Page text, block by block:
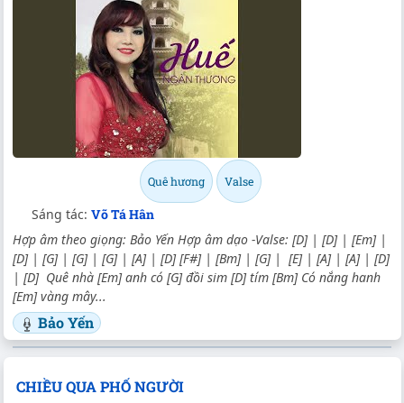
Quê hương Valse
Sáng tác: Võ Tá Hân
Hợp âm theo giọng: Bảo Yến Hợp âm dạo -Valse: [D] | [D] | [Em] |
[D] | [G] | [G] | [G] | [A] | [D] [F#] | [Bm] | [G] | [E] | [A] | [A] | [D]
| [D] Quê nhà [Em] anh có [G] đồi sim [D] tím [Bm] Có nắng hanh
[Em] vàng mây...
Bảo Yến
CHIỀU QUA PHỐ NGƯỜI